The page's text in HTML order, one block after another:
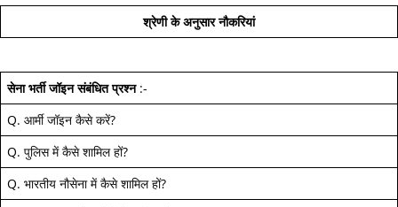
श्रेणी के अनुसार नौकरियां
सेना भर्ती जॉइन संबंधित प्रश्न:-
Q. आर्मी जॉइन कैसे करें?
Q. पुलिस में कैसे शामिल हों?
Q. भारतीय नौसेना में कैसे शामिल हों?